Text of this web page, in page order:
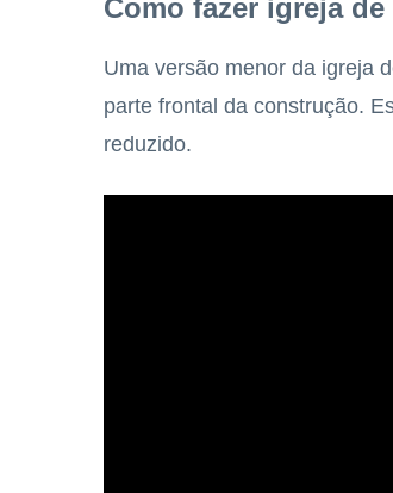
Como fazer igreja
Uma versão menor da igreja
parte frontal da construção.
reduzido.